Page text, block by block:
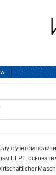
с учетом
БЕРГ,